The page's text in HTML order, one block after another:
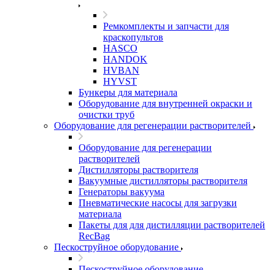
Ремкомплекты и запчасти для
краскопультов
HASCO
HANDOK
HVBAN
HYVST
Бункеры для материала
Оборудование для внутренней окраски и
очистки труб
Оборудование для регенерации растворителей
Оборудование для регенерации
растворителей
Дистилляторы растворителя
Вакуумные дистилляторы растворителя
Генераторы вакуума
Пневматические насосы для загрузки
материала
Пакеты для для дистилляции растворителей
RecBag
Пескоструйное оборудование